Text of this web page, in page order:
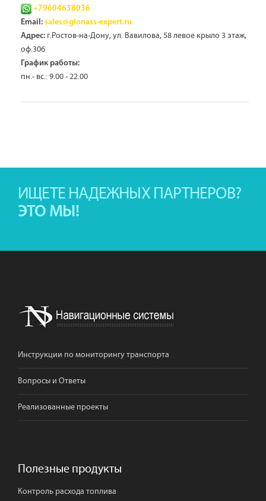
+79604638036
Email: sales@glonass-expert.ru
Адрес: г.Ростов-на-Дону, ул. Вавилова, 58 левое крыло 3 этаж,
оф.306
График работы:
пн.- вс.: 9.00 - 22.00
ИЩЕТЕ НАДЕЖНЫХ ПАРТНЕРОВ?
ЭТО МЫ!
Инструкции по мониторингу транспорта
Вопросы и Ответы
Реализованные проекты
Полезные продукты
Контроль расхода топлива